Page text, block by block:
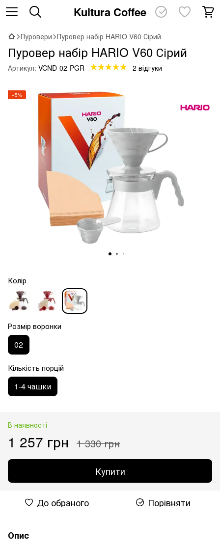
Kultura Coffee
Пуровери Пуровер набір HARIO V60 Сірий
Пуровер набір HARIO V60 Сірий
Артикул: VCND-02-PGR 2 відгуки
−5%
Колір
Розмір воронки
02
Кількість порцій
1-4 чашки
В наявності
1 257 грн 1 330 грн
Купити
До обраного Порівняти
Опис